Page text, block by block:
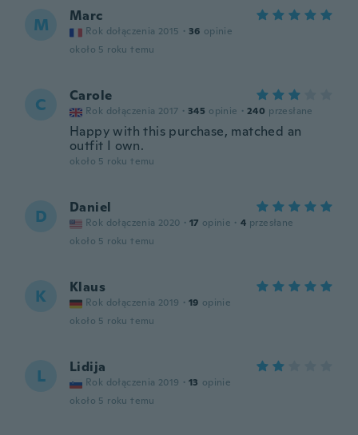
M Marc
Rok dołączenia 2015 · 36 opinie
około 5 roku temu
C Carole
Rok dołączenia 2017 · 345 opinie · 240 przesłane
Happy with this purchase, matched an
outfit I own.
około 5 roku temu
D Daniel
Rok dołączenia 2020 · 17 opinie · 4 przesłane
około 5 roku temu
K Klaus
Rok dołączenia 2019 · 19 opinie
około 5 roku temu
L Lidija
Rok dołączenia 2019 · 13 opinie
około 5 roku temu